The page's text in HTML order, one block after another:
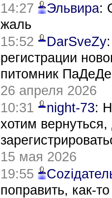
14:27
Эльвира:
жаль
15:52
DarSveZy
регистрации
питомник
26 апреля 2026
10:31
night-73:
хотим
15 мая 2026
19:55
поправить, как-